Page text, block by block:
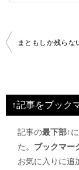
投
ビ
ゲ
↑記事をブック
記事の最下部↑に
た。 ブックマー
お気に入りに追